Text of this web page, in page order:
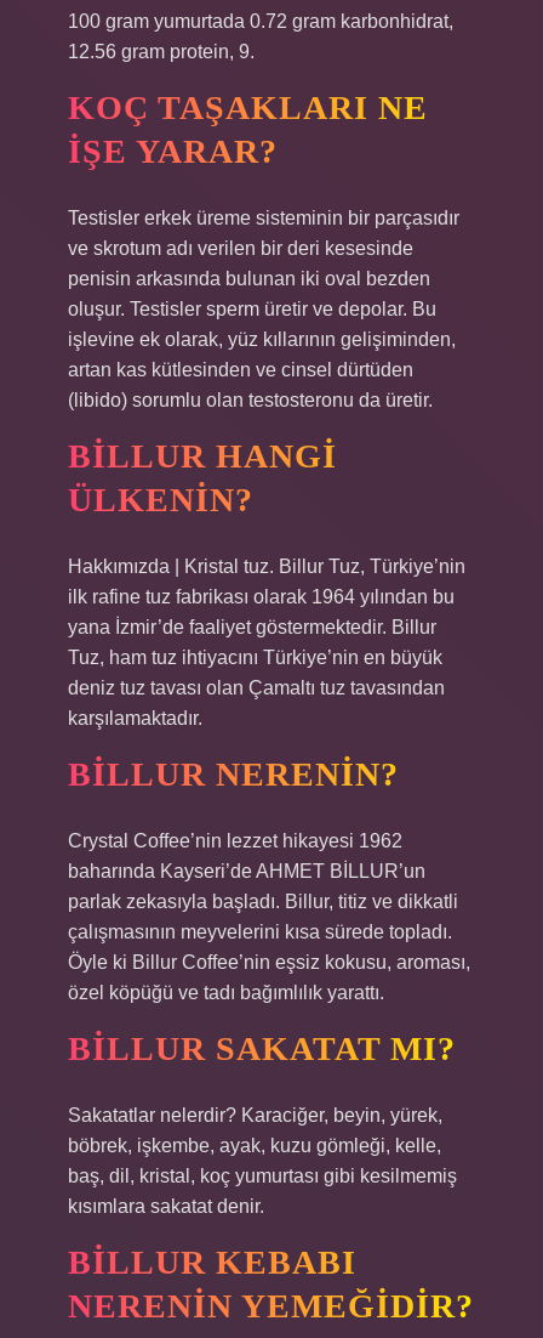
100 gram yumurtada 0.72 gram karbonhidrat,
12.56 gram protein, 9.
KOÇ TAŞAKLARI NE
IŞE YARAR?
Testisler erkek üreme sisteminin bir parçasıdır
ve skrotum adı verilen bir deri kesesinde
penisin arkasında bulunan iki oval bezden
oluşur. Testisler sperm üretir ve depolar. Bu
işlevine ek olarak, yüz kıllarının gelişiminden,
artan kas kütlesinden ve cinsel dürtüden
(libido) sorumlu olan testosteronu da üretir.
BILLUR HANGI
ÜLKENIN?
Hakkımızda | Kristal tuz. Billur Tuz, Türkiye’nin
ilk rafine tuz fabrikası olarak 1964 yılından bu
yana İzmir’de faaliyet göstermektedir. Billur
Tuz, ham tuz ihtiyacını Türkiye’nin en büyük
deniz tuz tavası olan Çamaltı tuz tavasından
karşılamaktadır.
BILLUR NERENIN?
Crystal Coffee’nin lezzet hikayesi 1962
baharında Kayseri’de AHMET BİLLUR’un
parlak zekasıyla başladı. Billur, titiz ve dikkatli
çalışmasının meyvelerini kısa sürede topladı.
Öyle ki Billur Coffee’nin eşsiz kokusu, aroması,
özel köpüğü ve tadı bağımlılık yarattı.
BILLUR SAKATAT MI?
Sakatatlar nelerdir? Karaciğer, beyin, yürek,
böbrek, işkembe, ayak, kuzu gömleği, kelle,
baş, dil, kristal, koç yumurtası gibi kesilmemiş
kısımlara sakatat denir.
BILLUR KEBABI
NERENIN YEMEĞIDIR?